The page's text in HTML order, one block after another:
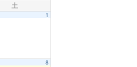
土
1
8